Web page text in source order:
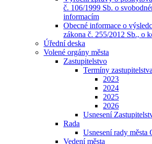
č. 106/1999 Sb. o
informacím
Obecné informace o
zákona č. 255/2012 Sb., o
Úřední deska
Volené orgány města
Zastupitelstvo
Termíny
2023
2024
2025
2026
Usnesení
Rada
Usnesení rady města
Vedení města